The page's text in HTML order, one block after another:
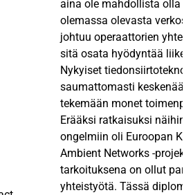
aina ole mahdollista olla
olemassa olevasta
johtuu operaattorien
sitä osata hyödyntää
Nykyiset
saumattomasti
tekemään monet
Erääksi ratkaisuksi näihin
ongelmiin oli Euroopan
Ambient Networks -
tarkoituksena on ollut
yhteistyötä. Tässä